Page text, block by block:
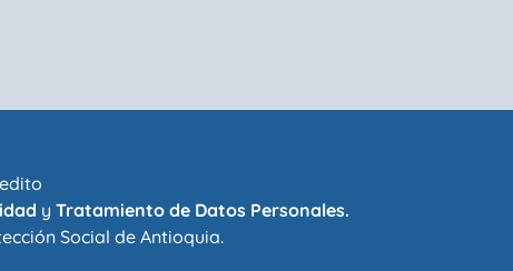
y Tratamiento de Datos Personales.
Social de Antioquia.